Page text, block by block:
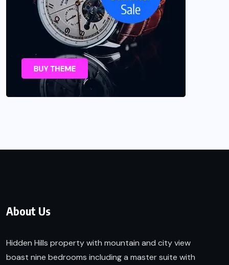
About Us
Hidden Hills property with mountain and city view
boast nine bedrooms including a master suite with